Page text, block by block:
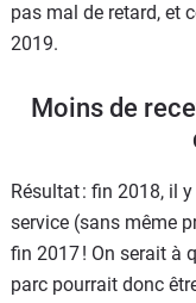
pas mal de retard, et
2019.
Moins de
Résultat : fin 2018, il
service (sans même
fin 2017 ! On serait à
parc pourrait donc